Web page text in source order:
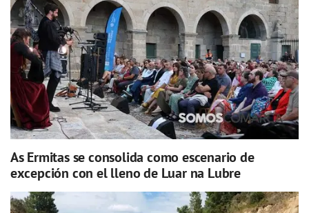
As Ermitas se consolida como escenario de
excepción con el lleno de Luar na Lubre